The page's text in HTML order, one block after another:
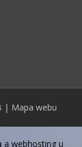
| Mapa webu
awebhostingu